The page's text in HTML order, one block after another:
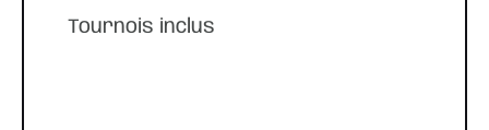
Tournois inclus